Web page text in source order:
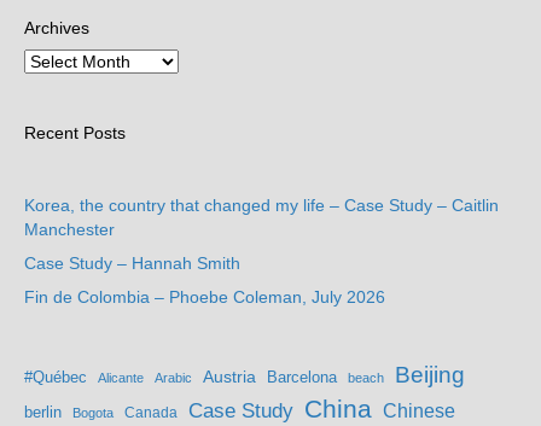
Archives
Recent Posts
Korea, the country that changed my life – Case Study – Caitlin
Manchester
Case Study – Hannah Smith
Fin de Colombia – Phoebe Coleman, July 2026
#Québec Alicante Arabic Austria Barcelona beach Beijing
berlin Bogota Canada Case Study China Chinese